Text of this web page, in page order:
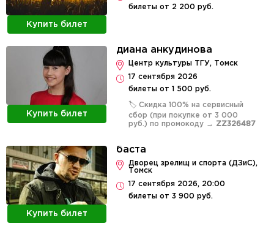
Купить билет
билеты от 2 200 руб.
Купить билет
диана анкудинова
Центр культуры ТГУ, Томск
17 сентября 2026
билеты от 1 500 руб.
🏷️ Скидка 100% на сервисный
сбор (при покупке от 3 000
руб.) по промокоду → ZZ326487
Купить билет
баста
Дворец зрелищ и спорта (ДЗиС),
Томск
17 сентября 2026, 20:00
билеты от 3 900 руб.